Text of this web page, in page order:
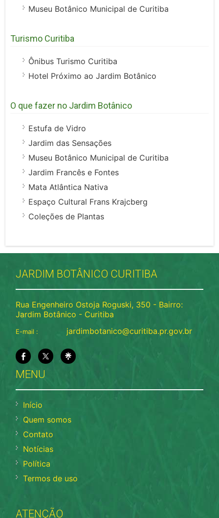
Museu Botânico Municipal de Curitiba
Turismo Curitiba
Ônibus Turismo Curitiba
Hotel Próximo ao Jardim Botânico
O que fazer no Jardim Botânico
Estufa de Vidro
Jardim das Sensações
Museu Botânico Municipal de Curitiba
Jardim Francês e Fontes
Mata Atlântica Nativa
Espaço Cultural Frans Krajcberg
Coleções de Plantas
JARDIM BOTÂNICO CURITIBA
Rua Engenheiro Ostoja Roguski, 350 - Bairro:
Jardim Botânico - Curitiba
E-mail : jardimbotanico@curitiba.pr.gov.br
MENU
Início
Quem somos
Contato
Notícias
Política
Termos de uso
ATENÇÃO